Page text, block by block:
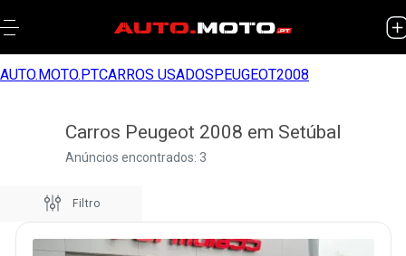
AUTO.MOTO.PTCARROS USADOSPEUGEOT2008
Carros Peugeot 2008 em Setúbal
Anúncios encontrados: 3
Filtro